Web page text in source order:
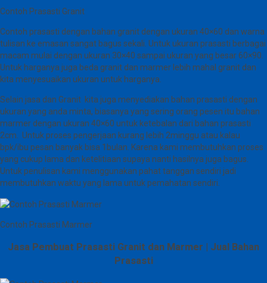
Contoh Prasasti Granit
Contoh prasasti dengan bahan granit dengan ukuran 40×60 dan warna
tulisan ke emasan sangat bagus sekali. Untuk ukuran prasasti berbagai
macam mulai dengan ukuran 30×40 sampai ukuran yang besar 60×90.
Untuk harganya juga beda granit dan marmer lebih mahal granit dan
kita menyesuaikan ukuran untuk harganya.
Selain jasa dan Granit kita juga menyediakan bahan prasasti dengan
ukuran yang anda minta, biasanya yang sering orang pesen itu bahan
marmer dengan ukuran 40×60 untuk ketebalan dari bahan prasasti
2cm. Untuk proses pengerjaan kurang lebih 2minggu atau kalau
bpk/ibu pesan banyak bisa 1bulan. Karena kami membutuhkan proses
yang cukup lama dan ketelitiaan supaya nanti hasilnya juga bagus.
Untuk penulisan kami menggunakan pahat tanggan sendiri jadi
membutuhkan waktu yang lama untuk pemahatan sendiri.
Contoh Prasasti Marmer
Jasa Pembuat Prasasti Granit dan Marmer | Jual Bahan
Prasasti